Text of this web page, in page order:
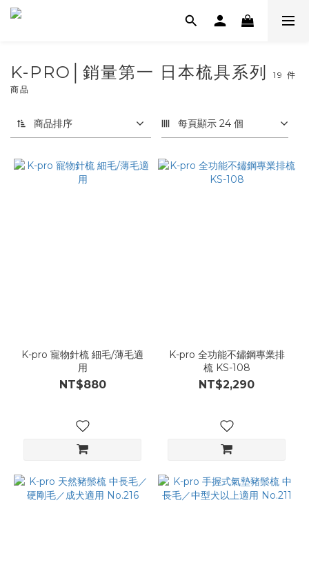
K-PRO│銷量第一 日本梳具系列
19 件
商品
商品排序 每頁顯示 24 個
K-pro 寵物針梳 細毛/薄毛適
用
NT$880
K-pro 全功能不鏽鋼專業排
梳 KS-108
NT$2,290